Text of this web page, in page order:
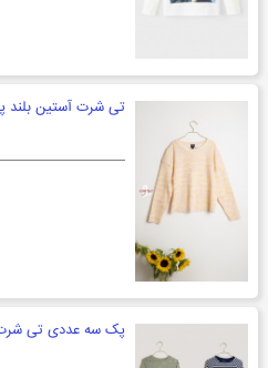
تی شرت آستین بلند
پک سه عددی تی